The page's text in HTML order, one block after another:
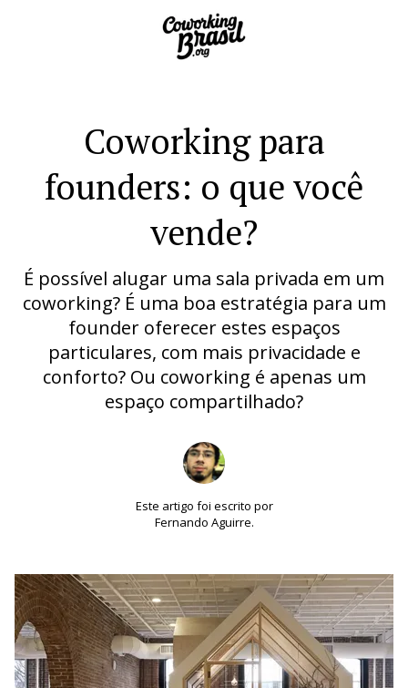
Coworking para
founders: o que você
vende?
É possível alugar uma sala privada em um
coworking? É uma boa estratégia para um
founder oferecer estes espaços
particulares, com mais privacidade e
conforto? Ou coworking é apenas um
espaço compartilhado?
Este artigo foi escrito por
Fernando Aguirre.